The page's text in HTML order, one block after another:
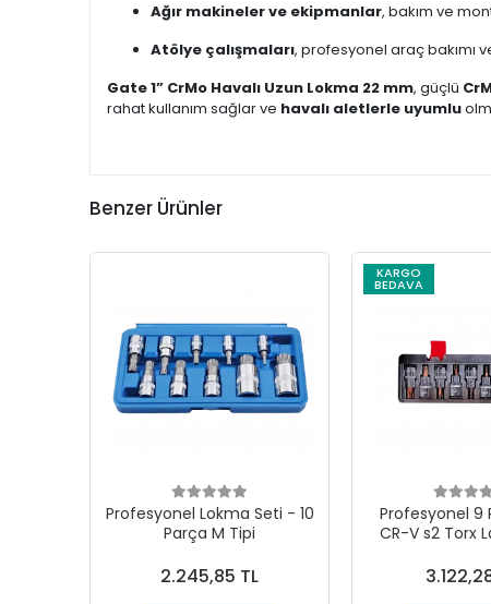
Ağır makineler ve ekipmanlar, bakım ve
Atölye çalışmaları, profesyonel araç bakımı
Gate 1” CrMo Havalı Uzun Lokma 22 mm, güçlü
rahat kullanım sağlar ve havalı aletlerle uyumlu
Benzer Ürünler
Profesyonel Lokma Seti - 10
Parça M Tipi
2.245,85 TL
KARGO
BEDAVA
Profesyonel 9
CR-V s2 Torx